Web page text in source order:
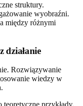
struktury.
wyobraźni.
między różnymi
działanie
Rozwiązywanie
wiedzy w